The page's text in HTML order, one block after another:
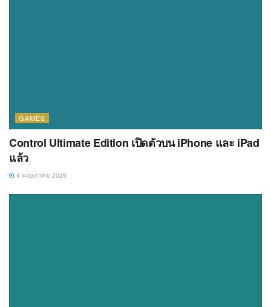
GAMES
Control Ultimate Edition เปิดตัวบน iPhone และ iPad
แล้ว
4 พฤษภาคม 2026